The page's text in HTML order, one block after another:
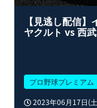
【見逃し配信
ヤクルト vs 西武
プロ野球プレミアム
2023年06月17日(